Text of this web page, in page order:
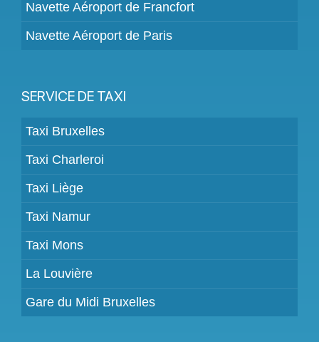
Navette Aéroport de Francfort
Navette Aéroport de Paris
SERVICE DE TAXI
Taxi Bruxelles
Taxi Charleroi
Taxi Liège
Taxi Namur
Taxi Mons
La Louvière
Gare du Midi Bruxelles